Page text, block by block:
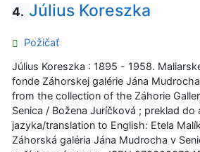
4. Július Koreszka
Požičať
Július Koreszka : 1895 - 1958.
fonde Záhorskej galérie Jána
from the collection of the Záhorie
Senica / Božena Juríčková ; preklad do
jazyka/translation to English: Etela
Záhorská galéria Jána Mudrocha v